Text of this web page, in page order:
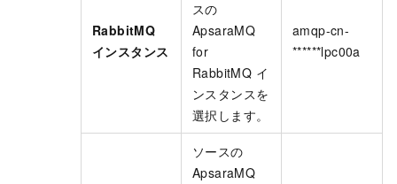
RabbitMQ
インスタンス
スの
ApsaraMQ
for
RabbitMQ イ
ンスタンスを
選択します。
amqp-cn-
******lpc00a
ソースの
ApsaraMQ